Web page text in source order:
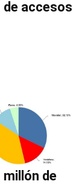
de accesos
millón de